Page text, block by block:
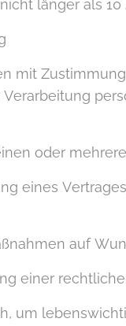
länger als 10
mit
oder
eines
auf
einer
um